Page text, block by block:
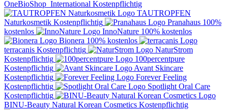
OneBioShop_International Kostenpflichtig
TAUTROPFEN
Naturkosmetik Kostenpflichtig Pranahaus 100%
kostenlos
InnoNature 100% kostenlos
Bionera 100% kostenlos
terracanis Kostenpflichtig
NaturStrom
Kostenpflichtig
100percentpure
Kostenpflichtig
Avant Skincare
Kostenpflichtig
Forever Feeling
Kostenpflichtig
Spotlight Oral Care
Kostenpflichtig
BINU-Beauty Natural Korean Cosmetics Kostenpflichtig